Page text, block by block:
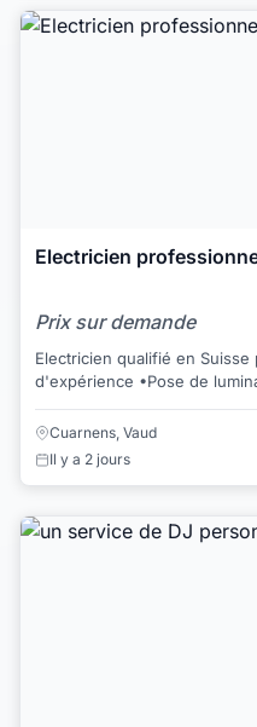
Electricien
Prix sur demande
Electricien qualifié en
d'expérience •Pose de luminaires et spots. •Activation de
Cuarnens, Vaud
Il y a 2 jours